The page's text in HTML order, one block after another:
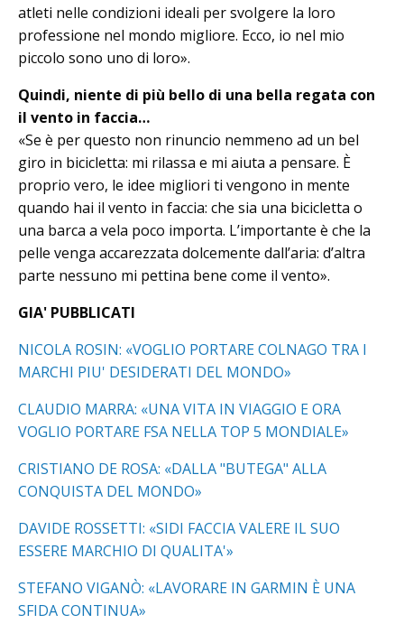
atleti nelle condizioni ideali per svolgere la loro
professione nel mondo migliore. Ecco, io nel mio
piccolo sono uno di loro».
Quindi, niente di più bello di una bella regata con
il vento in faccia…
«Se è per questo non rinuncio nemmeno ad un bel
giro in bicicletta: mi rilassa e mi aiuta a pensare. È
proprio vero, le idee migliori ti vengono in mente
quando hai il vento in faccia: che sia una bicicletta o
una barca a vela poco importa. L’importante è che la
pelle venga accarezzata dolcemente dall’aria: d’altra
parte nessuno mi pettina bene come il vento».
GIA' PUBBLICATI
NICOLA ROSIN: «VOGLIO PORTARE COLNAGO TRA I
MARCHI PIU' DESIDERATI DEL MONDO»
CLAUDIO MARRA: «UNA VITA IN VIAGGIO E ORA
VOGLIO PORTARE FSA NELLA TOP 5 MONDIALE»
CRISTIANO DE ROSA: «DALLA "BUTEGA" ALLA
CONQUISTA DEL MONDO»
DAVIDE ROSSETTI: «SIDI FACCIA VALERE IL SUO
ESSERE MARCHIO DI QUALITA'»
STEFANO VIGANÒ: «LAVORARE IN GARMIN È UNA
SFIDA CONTINUA»